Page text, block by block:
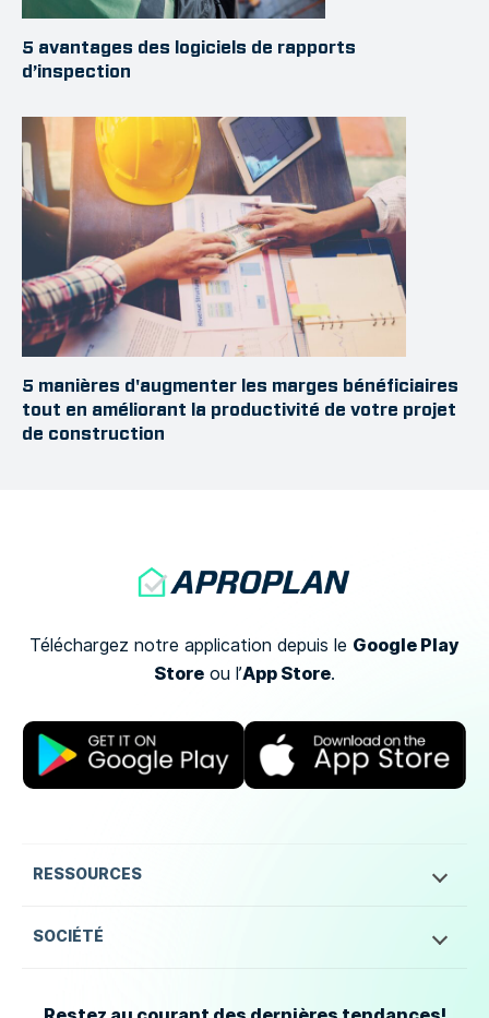
5 avantages des logiciels de rapports
d’inspection
5 manières d'augmenter les marges bénéficiaires
tout en améliorant la productivité de votre projet
de construction
Téléchargez notre application depuis le Google Play
Store ou l’App Store.
RESSOURCES
SOCIÉTÉ